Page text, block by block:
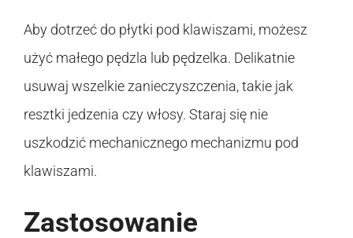
Aby dotrzeć do płytki pod klawiszami, możesz
użyć małego pędzla lub pędzelka. Delikatnie
usuwaj wszelkie zanieczyszczenia, takie jak
resztki jedzenia czy włosy. Staraj się nie
uszkodzić mechanicznego mechanizmu pod
klawiszami.
Zastosowanie